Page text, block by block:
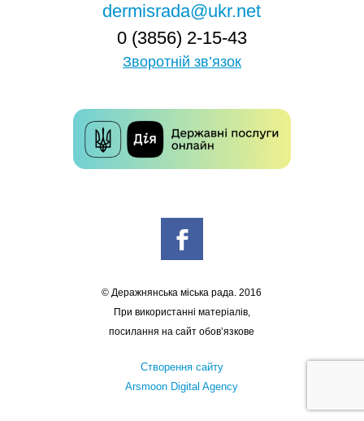
dermisrada@ukr.net
0 (3856) 2-15-43
Зворотній зв’язок
© Деражнянська міська рада. 2016
При використанні матеріалів,
посилання на сайт обов’язкове
Створення сайту
Arsmoon Digital Agency